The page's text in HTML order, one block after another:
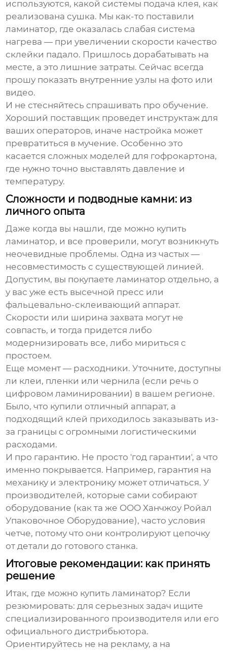
используются, какой системы подача клея, как
реализована сушка. Мы как-то поставили
ламинатор, где оказалась слабая система
нагрева — при увеличении скорости качество
склейки падало. Пришлось дорабатывать на
месте, а это лишние затраты. Сейчас всегда
прошу показать внутренние узлы на фото или
видео.
И не стесняйтесь спрашивать про обучение.
Хороший поставщик проведет инструктаж для
ваших операторов, иначе настройка может
превратиться в мучение. Особенно это
касается сложных моделей для гофрокартона,
где нужно точно выставлять давление и
температуру.
Сложности и подводные камни: из
личного опыта
Даже когда вы нашли, где можно купить
ламинатор, и все проверили, могут возникнуть
неочевидные проблемы. Одна из частых —
несовместимость с существующей линией.
Допустим, вы покупаете ламинатор отдельно, а
у вас уже есть высечной пресс или
фальцевально-склеивающий аппарат.
Скорости или ширина захвата могут не
совпасть, и тогда придется либо
модернизировать все, либо мириться с
простоем.
Еще момент — расходники. Уточните, доступны
ли клеи, пленки или чернила (если речь о
цифровом ламинировании) в вашем регионе.
Было, что купили отличный аппарат, а
подходящий клей приходилось заказывать из-
за границы с огромными логистическими
расходами.
И про гарантию. Не просто 'год гарантии', а что
именно покрывается. Например, гарантия на
механику и электронику может отличаться. У
производителей, которые сами собирают
оборудование (как та же ООО Ханчжоу Ройал
Упаковочное Оборудование), часто условия
четче, потому что они контролируют цепочку
от детали до готового станка.
Итоговые рекомендации: как принять
решение
Итак, где можно купить ламинатор? Если
резюмировать: для серьезных задач ищите
специализированного производителя или его
официального дистрибьютора.
Ориентируйтесь не на рекламу, а на